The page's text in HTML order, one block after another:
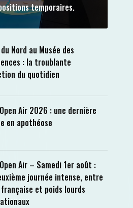
temporaires.
Nord au Musée des
: la troublante
du quotidien
Air 2026 : une dernière
en apothéose
Air – Samedi 1er août :
journée intense, entre
et poids lourds